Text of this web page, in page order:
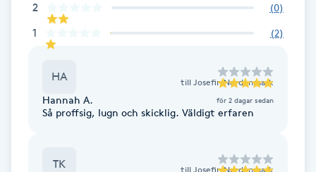
Fransfärgning
Fransförlängning Megavolym
2 (0)
1 (2)
HA till Josefin Nordenmark
Hannah A. för 2 dagar sedan
Så proffsig, lugn och skicklig. Väldigt erfaren
TK till Josefin Nordenmark